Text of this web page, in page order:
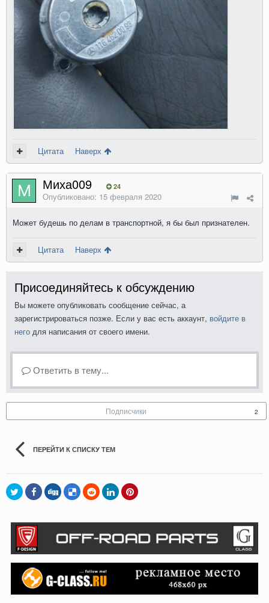
Цитата Наверх
Миха009 24
Опубликовано: 15 февраля 2020
Может будешь по делам в транспортной, я бы был признателен.
Цитата Наверх
Присоединяйтесь к обсуждению
Вы можете опубликовать сообщение сейчас, а
зарегистрироваться позже. Если у вас есть аккаунт, войдите в
него для написания от своего имени.
Ответить в тему...
Подписчики 2
ПЕРЕЙТИ К СПИСКУ ТЕМ